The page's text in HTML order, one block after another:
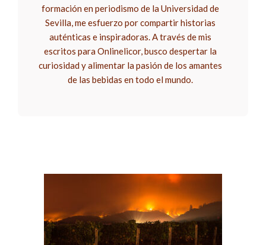
formación en periodismo de la Universidad de
Sevilla, me esfuerzo por compartir historias
auténticas e inspiradoras. A través de mis
escritos para Onlinelicor, busco despertar la
curiosidad y alimentar la pasión de los amantes
de las bebidas en todo el mundo.